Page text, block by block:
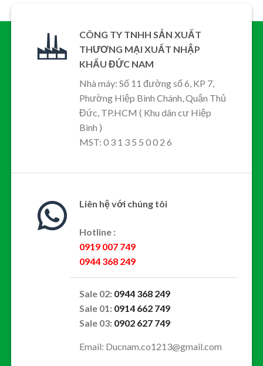
CÔNG TY TNHH SẢN XUẤT
THƯƠNG MẠI XUẤT NHẬP
KHẨU ĐỨC NAM
Nhà máy: Số 11 đường số 6, KP 7,
Phường Hiệp Bình Chánh, Quận Thủ
Đức, TP.HCM ( Khu dân cư Hiệp
Bình )
MST: 0 3 1 3 5 5 0 0 2 6
Liên hệ với chúng tôi
Hotline :
0919 007 749
0944 368 249
Sale 02: 0944 368 249
Sale 01: 0914 662 749
Sale 03: 0902 627 749
Email: Ducnam.co1213@gmail.com